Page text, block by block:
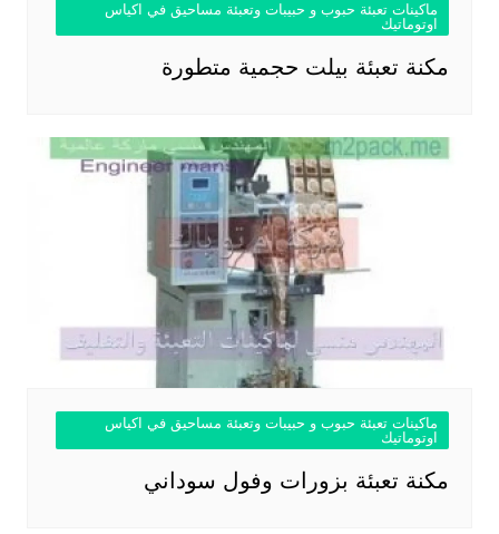
ماكينات تعبئة حبوب و حبيبات وتعبئة مساحيق في اكياس
اوتوماتيك
مكنة تعبئة بيلت حجمية متطورة
ماكينات تعبئة حبوب و حبيبات وتعبئة مساحيق في اكياس
اوتوماتيك
مكنة تعبئة بزورات وفول سوداني